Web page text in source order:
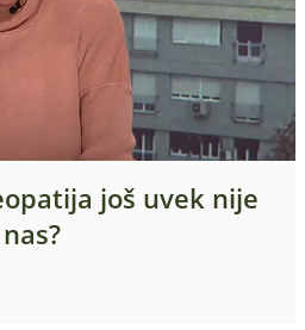
još uvek nije